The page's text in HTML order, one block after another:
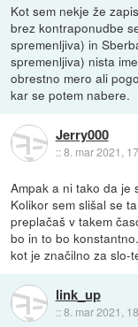
Kot sem nekje že
brez kontraponudbe
spremenljiva) in
spremenljiva) nista
obrestno mero ali
kar se potem nabere.
Jerry000
::8. mar 2021,
Ampak a ni tako da je
Kolikor sem slišal se
preplačaš v takem
bo in to bo
kot je značilno za slo-
link_up
::8. mar 2021,